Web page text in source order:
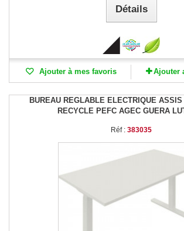
Détails
Ajouter à mes favoris Ajouter
BUREAU REGLABLE ELECTRIQUE
RECYCLE PEFC AGEC GUERA
Réf : 383035